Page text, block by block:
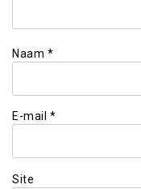
Naam *
E-mail *
Site